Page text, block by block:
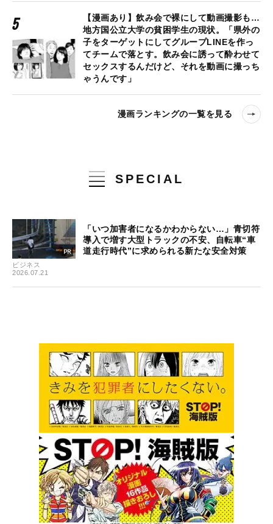
【漫画あり】飲み会で裸にして動画撮影も…
地方国公立大学の貧困学生の現状。「県外の
子をターゲットにしてグループLINEを作っ
てチームで落とす。飲み会に誘って酔わせて
セックスするんだけど、それを動画に撮っち
ゃうんです」
漫画ランキングの一覧を見る
SPECIAL
ビジネス
2026.07.21
「いつ加害者になるかわからない…」青切符
導入で増す大型トラックの不安、自転車“車
道走行時代”に求められる新たな安全対策